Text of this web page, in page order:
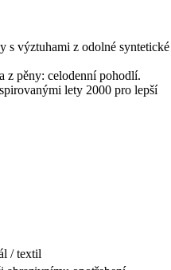
s výztuhami z odolné syntetické
z pěny: celodenní pohodlí.
lety 2000 pro lepší
/ textil